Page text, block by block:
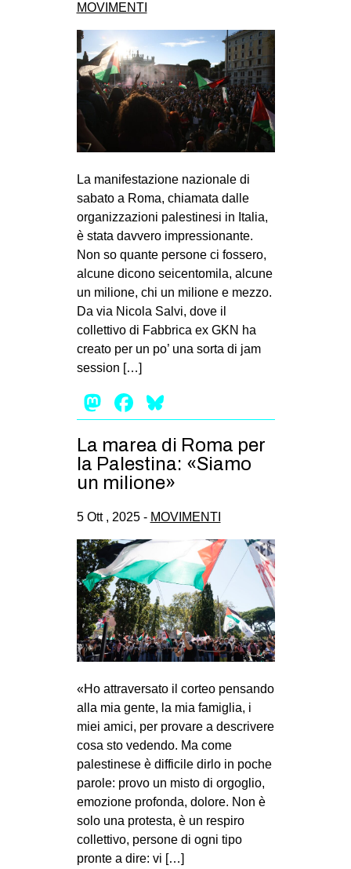
MOVIMENTI
La manifestazione nazionale di
sabato a Roma, chiamata dalle
organizzazioni palestinesi in Italia,
è stata davvero impressionante.
Non so quante persone ci fossero,
alcune dicono seicentomila, alcune
un milione, chi un milione e mezzo.
Da via Nicola Salvi, dove il
collettivo di Fabbrica ex GKN ha
creato per un po’ una sorta di jam
session […]
Mastodon
Facebook
La marea di Roma per
la Palestina: «Siamo
un milione»
5 Ott , 2025 - MOVIMENTI
«Ho attraversato il corteo pensando
alla mia gente, la mia famiglia, i
miei amici, per provare a descrivere
cosa sto vedendo. Ma come
palestinese è difficile dirlo in poche
parole: provo un misto di orgoglio,
emozione profonda, dolore. Non è
solo una protesta, è un respiro
collettivo, persone di ogni tipo
pronte a dire: vi […]